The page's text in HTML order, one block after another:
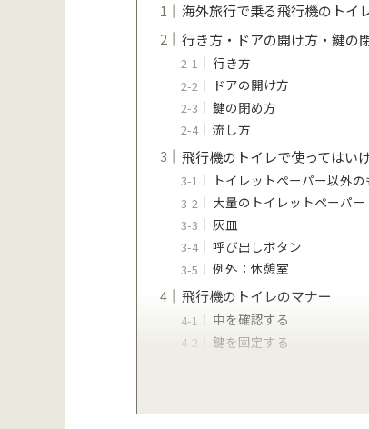
海外旅行で乗る飛行機のトイ
行き方・ドアの開け方・鍵の
行き方
ドアの開け方
鍵の閉め方
流し方
飛行機のトイレで使ってはい
トイレットペーパー以外の
大量のトイレットペーパー
灰皿
呼び出しボタン
例外：休憩室
飛行機のトイレのマナー
中を確認する
鍵を固定する